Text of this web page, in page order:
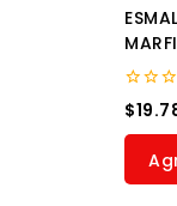
0
out
of
$